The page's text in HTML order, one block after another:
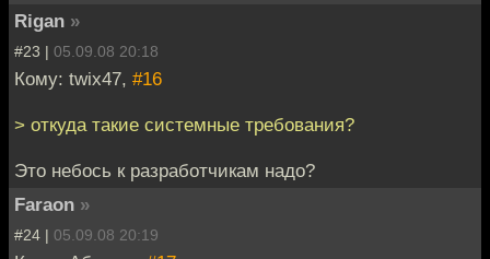
Rigan »
#23 | 05.09.08 20:18
Кому: twix47, #16
> откуда такие системные требования?
Это небось к разработчикам надо?
Faraon »
#24 | 05.09.08 20:19